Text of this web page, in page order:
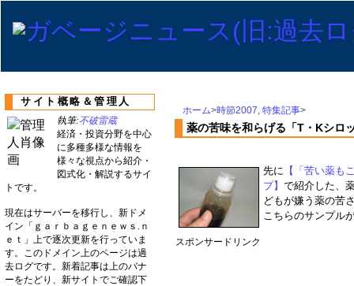
ホーム>時節2007, 特集記事>
薬の苦味を和らげる「T・Kシロ
先に 【「苦い薬も
プ】 で紹介した、
どもが嫌う薬の苦
こちらのサンプル
スポンサードリンク
サイト概略＆管理人
執筆:不破雷蔵
経済・投資分野を中心
に多種多様な情報を
様々な視点から紹介・
図式化・解説するサイ
トです。
現在はサーバーを移行し、新ドメ
イン「ｇａｒｂａｇｅｎｅｗｓ.ｎ
ｅｔ」上で逐次更新を行っていま
す。このドメイン上のページは過
去ログです。新着記事は上のバナ
ーをたどり、新サイトでご確認下